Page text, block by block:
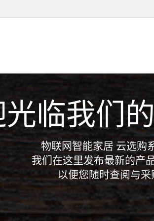
临我们
物联网智能家居 云选购
我们在这里发布最新的产
以便您随时查阅与采